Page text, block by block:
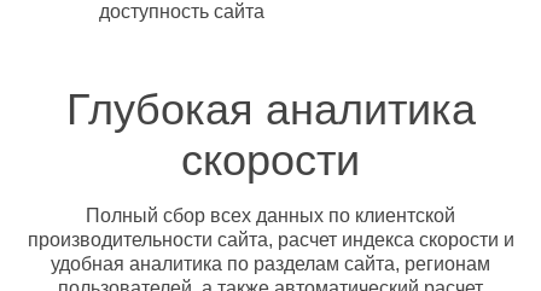
доступность сайта
Глубокая аналитика
скорости
Полный сбор всех данных по клиентской
производительности сайта, расчет индекса скорости и
удобная аналитика по разделам сайта, регионам